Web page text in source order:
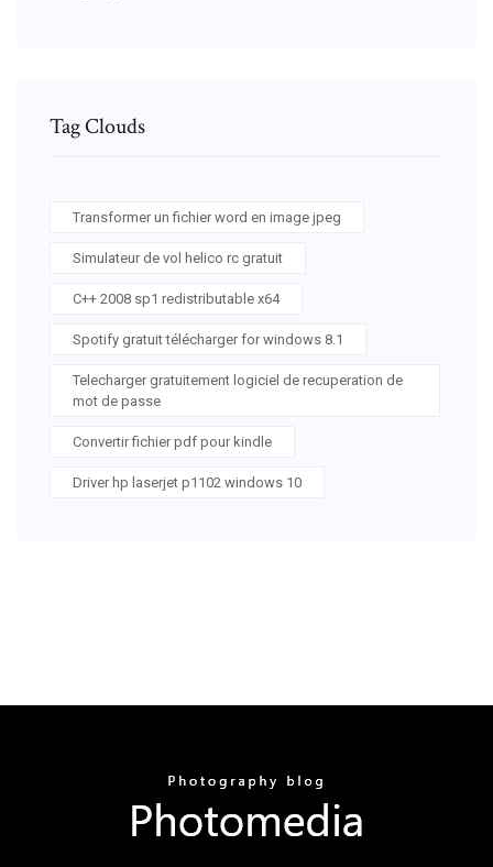
Tag Clouds
Transformer un fichier word en image jpeg
Simulateur de vol helico rc gratuit
C++ 2008 sp1 redistributable x64
Spotify gratuit télécharger for windows 8.1
Telecharger gratuitement logiciel de recuperation de
mot de passe
Convertir fichier pdf pour kindle
Driver hp laserjet p1102 windows 10